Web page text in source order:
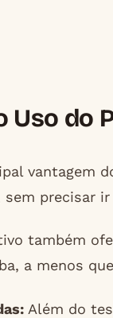
Uso do
vantagem
precisar
também
a menos
Além do